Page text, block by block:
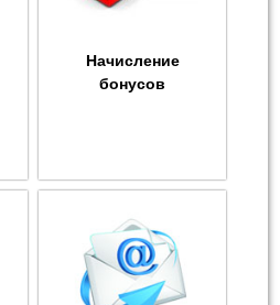
Начисление
бонусов